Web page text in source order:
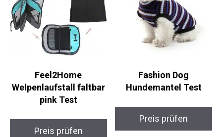
Feel2Home
Welpenlaufstall faltbar
pink Test
Preis prüfen
Fashion Dog
Hundemantel Test
Preis prüfen